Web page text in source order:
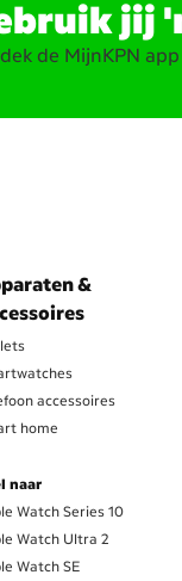
jij
de MijnKPN app
&
accessoires
home
naar
Watch Series 10
Watch Ultra 2
Watch SE